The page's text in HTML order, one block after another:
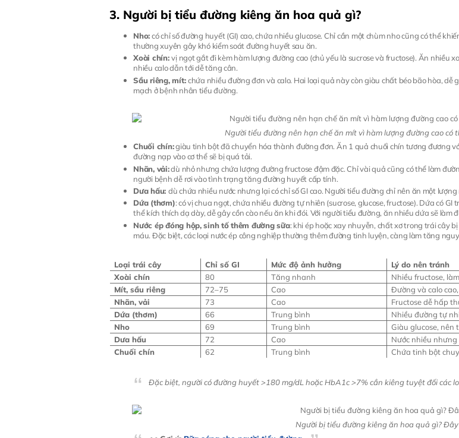
3. Người bị tiểu đường kiêng ăn hoa quả gì?
Nho:có chỉ số đường huyết (GI) cao, chứa nhiều glucose. Chỉ cần một chùm nho cũng có thể
thường xuyên gây khó kiểm soát đường huyết sau ăn.
Xoài chín:vị ngọt gắt đi kèm hàm lượng đường cao (chủ yếu là sucrose và fructose). Ăn
nhiều calo dẫn tới dễ tăng cân.
Sầu riêng, mít:chứa nhiều đường đơn và calo. Hai loại quả này còn giàu chất béo bão hòa,
mạch ở bệnh nhân tiểu đường.
Người tiểu đường nên hạn chế ăn mít vì hàm lượng đường cao
Chuối chín:giàu tinh bột đã chuyển hóa thành đường đơn. Ăn 1 quả chuối chín tương đương
đường nạp vào cơ thể sẽ bị quá tải.
Nhãn, vải:dù nhỏ nhưng chứa lượng đường fructose đậm đặc. Chỉ vài quả cũng có thể làm
người bệnh dễ rơi vào tình trạng tăng đường huyết cấp tính.
Dưa hấu: dù chứa nhiều nước nhưng lại có chỉ số GI cao. Người tiểu đường chỉ nên ăn một
Dứa (thơm): có vị chua ngọt, chứa nhiều đường tự nhiên (sucrose, glucose, fructose). Dứa có
thể kích thích dạ dày, dễ gây cồn cào nếu ăn khi đói. Với người tiểu đường, ăn nhiều dứa sẽ làm
Nước ép đóng hộp, sinh tố thêm đường sữa: khi ép hoặc xay nhuyễn, chất xơ trong trái cây
máu. Đặc biệt, các loại nước ép công nghiệp thường thêm đường tinh luyện, càng làm tăng
Loại trái cây Chỉ số GI Mức độ ảnh hưởng
Lý do nên tránh
Xoài chín
80 Tăng nhanh
Nhiều fructose,
Mít, sầu riêng
72–75 Cao
Đường và calo
Nhãn, vải
73 Cao
Fructose dễ hấp
Dứa (thơm)
66 Trung bình
Nhiều đường tự
Nho
69 Trung bình
Giàu glucose, nên
Dưa hấu
72 Cao
Nước nhiều
Chuối chín
62 Trung bình Chứa tinh bột
Đặc biệt, người có đường huyết >180 mg/dL hoặc HbA1c >7% cần kiêng tuyệt đối các
Người bị tiểu đường kiêng ăn hoa quả gì?